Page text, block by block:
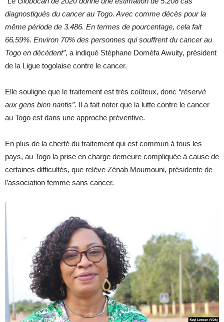
diagnostiqués du cancer au Togo. Avec comme décès pour la
même période de 3.486. En termes de pourcentage, cela fait
66,59%. Environ 70% des personnes qui souffrent du cancer au
Togo en décèdent”, a indiqué Stéphane Doméfa Awuity, président
de la Ligue togolaise contre le cancer.
Elle souligne que le traitement est très coûteux, donc “réservé
aux gens bien nantis”. Il a fait noter que la lutte contre le cancer
au Togo est dans une approche préventive.
En plus de la cherté du traitement qui est commun à tous les
pays, au Togo la prise en charge demeure compliquée à cause de
certaines difficultés, que relève Zénab Moumouni, présidente de
l’association femme sans cancer.